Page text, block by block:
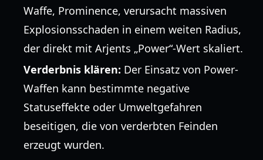
Waffe, Prominence, verursacht massiven
Explosionsschaden in einem weiten Radius,
der direkt mit Arjents „Power“-Wert skaliert.
Verderbnis klären: Der Einsatz von Power-
Waffen kann bestimmte negative
Statuseffekte oder Umweltgefahren
beseitigen, die von verderbten Feinden
erzeugt wurden.